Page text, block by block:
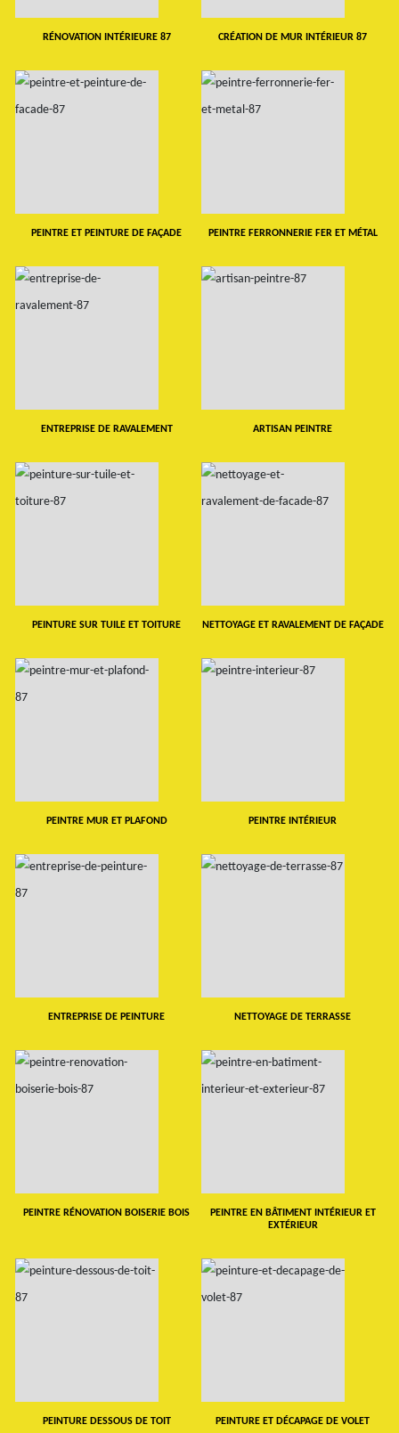
RÉNOVATION INTÉRIEURE 87 CRÉATION DE MUR INTÉRIEUR 87
PEINTRE ET PEINTURE DE FAÇADE PEINTRE FERRONNERIE FER ET MÉTAL
ENTREPRISE DE RAVALEMENT ARTISAN PEINTRE
PEINTURE SUR TUILE ET TOITURE NETTOYAGE ET RAVALEMENT DE FAÇADE
PEINTRE MUR ET PLAFOND PEINTRE INTÉRIEUR
ENTREPRISE DE PEINTURE NETTOYAGE DE TERRASSE
PEINTRE RÉNOVATION BOISERIE BOIS
PEINTRE EN BÂTIMENT INTÉRIEUR ET
EXTÉRIEUR
PEINTURE DESSOUS DE TOIT PEINTURE ET DÉCAPAGE DE VOLET